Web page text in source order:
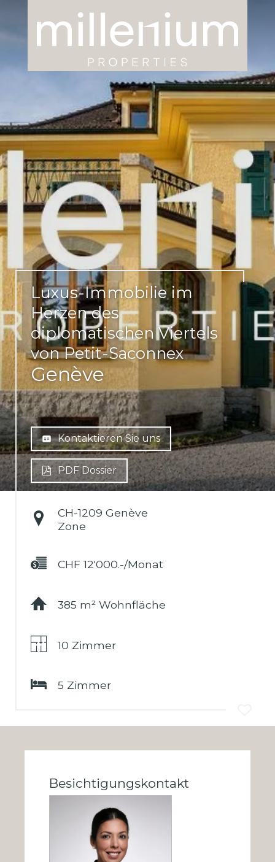
Luxus-Immobilie im
Herzen des
diplomatischen Viertels
von Petit-Saconnex
Genève
Kontaktieren Sie uns
PDF Dossier
CH-1209 Genève
Zone
CHF 12'000.-/Monat
385 m² Wohnfläche
10 Zimmer
5 Zimmer
Besichtigungskontakt